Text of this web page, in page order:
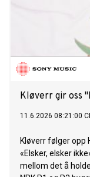
Kløverr gir oss
11.6.2026 08:21:00
Kløverr følger opp
«Elsker, elsker
mellom det å